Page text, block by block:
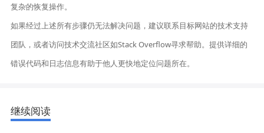
复杂的恢复操作。
如果经过上述所有步骤仍无法解决问题，建议联系目标网站的技术支持
团队，或者访问技术交流社区如Stack Overflow寻求帮助。提供详细的
错误代码和日志信息有助于他人更快地定位问题所在。
继续阅读